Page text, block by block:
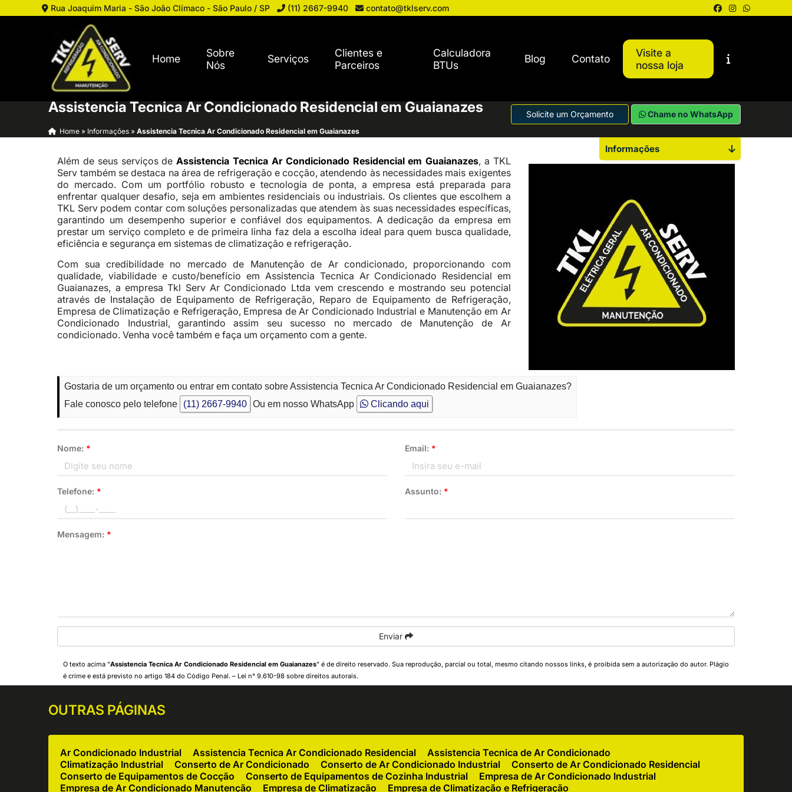
Rua Joaquim Maria - São João Clímaco - São Paulo / SP (11) 2667-9940 contato@tklserv.com
Home
Sobre
Nós
Serviços
Clientes e
Parceiros
Calculadora
BTUs
Blog Contato
Visite a
nossa loja
Assistencia Tecnica Ar Condicionado Residencial em Guaianazes
Home » Informações »Assistencia Tecnica Ar Condicionado Residencial em Guaianazes
Solicite um Orçamento Chame no WhatsApp
Além de seus serviços deAssistencia Tecnica Ar Condicionado Residencial em Guaianazes, a TKL
Serv também se destaca na área de refrigeração e cocção, atendendo às necessidades mais exigentes
do mercado. Com um portfólio robusto e tecnologia de ponta, a empresa está preparada para
enfrentar qualquer desafio, seja em ambientes residenciais ou industriais. Os clientes que escolhem a
TKL Serv podem contar com soluções personalizadas que atendem às suas necessidades específicas,
garantindo um desempenho superior e confiável dos equipamentos. A dedicação da empresa em
prestar um serviço completo e de primeira linha faz dela a escolha ideal para quem busca qualidade,
eficiência e segurança em sistemas de climatização e refrigeração.
Com sua credibilidade no mercado de Manutenção de Ar condicionado, proporcionando com
qualidade, viabilidade e custo/benefício em Assistencia Tecnica Ar Condicionado Residencial em
Guaianazes, a empresa Tkl Serv Ar Condicionado Ltda vem crescendo e mostrando seu potencial
através de Instalação de Equipamento de Refrigeração, Reparo de Equipamento de Refrigeração,
Empresa de Climatização e Refrigeração, Empresa de Ar Condicionado Industrial e Manutenção em Ar
Condicionado Industrial, garantindo assim seu sucesso no mercado de Manutenção de Ar
condicionado. Venha você também e faça um orçamento com a gente.
Gostaria de um orçamento ou entrar em contato sobre Assistencia Tecnica Ar Condicionado Residencial em Guaianazes?
Fale conosco pelo telefone
(11) 2667-9940 Ou em nosso WhatsApp Clicando aqui
Nome: * Email: *
Telefone: * Assunto: *
Mensagem: *
Enviar
O texto acima "Assistencia Tecnica Ar Condicionado Residencial em Guaianazes" é de direito reservado. Sua reprodução, parcial ou total, mesmo citando nossos links, é proibida sem a autorização do autor. Plágio
é crime e está previsto no artigo 184 do Código Penal. – Lei n° 9.610-98 sobre direitos autorais.
Informações
OUTRAS PÁGINAS
Ar Condicionado Industrial Assistencia Tecnica Ar Condicionado Residencial
Assistencia Tecnica de Ar Condicionado
Climatização Industrial
Conserto de Ar Condicionado Conserto de Ar Condicionado Industrial
Conserto de Ar Condicionado Residencial
Conserto de Equipamentos de Cocção
Conserto de Equipamentos de Cozinha Industrial
Empresa de Ar Condicionado Industrial
Empresa de Ar Condicionado Manutenção
Empresa de Climatização
Empresa de Climatização e Refrigeração